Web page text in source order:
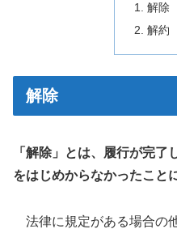
解除
解約
解除
「解除」とは、履行が完
をはじめからなかったこと
法律に規定がある場合の